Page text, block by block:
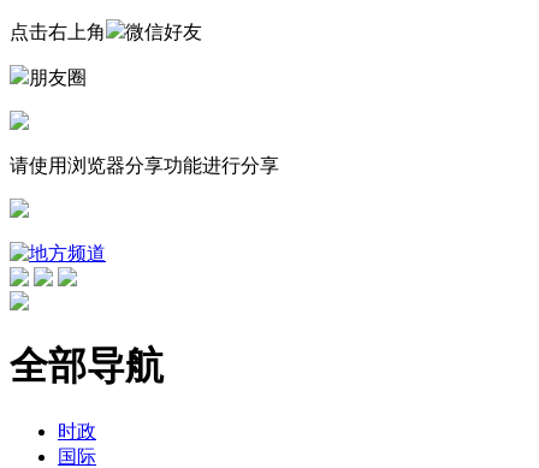
点击右上角 微信好友
朋友圈
请使用浏览器分享功能进行分享
全部导航
时政
国际